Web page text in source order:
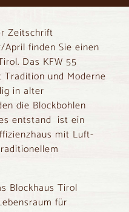
Zeitschrift
April finden Sie einen
Das KFW 55
und Moderne
in alter
die Blockbohlen
entstand ist ein
mit Luft-
Blockhaus Tirol
für